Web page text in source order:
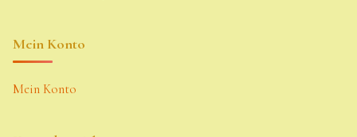
Mein Konto
Mein Konto